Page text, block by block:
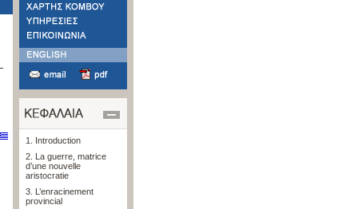
1. Introduction
2. La guerre, matrice
d’une nouvelle
aristocratie
3. L’enracinement
provincial